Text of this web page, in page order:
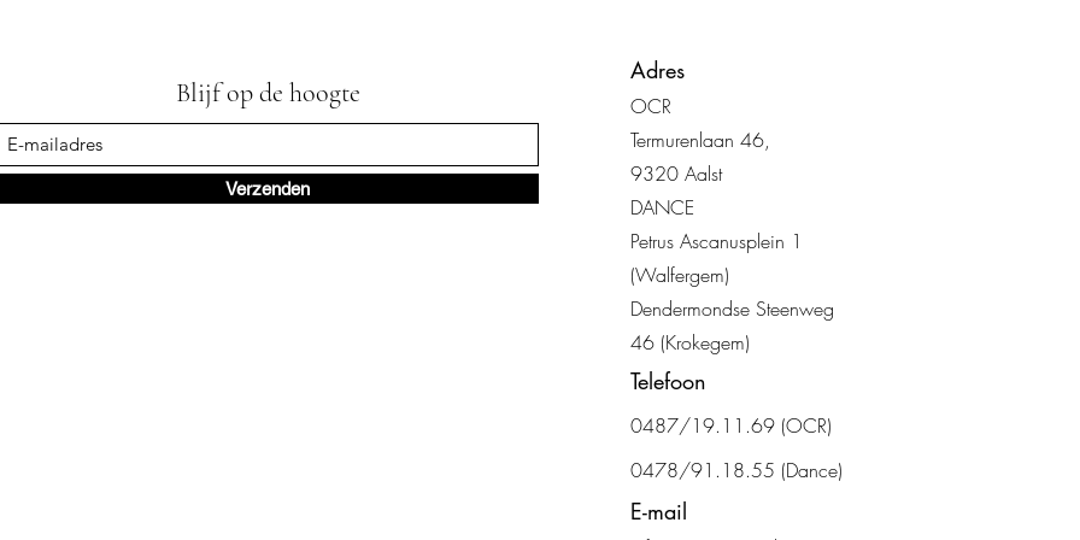
Blijf op de hoogte
Verzenden
Adres
OCR
Termurenlaan 46,
9320 Aalst
DANCE
Petrus Ascanusplein 1
(Walfergem)
Dendermondse Steenweg
46 (Krokegem)
Telefoon
0487/19.11.69 (OCR)
0478/91.18.55 (Dance)
E-mail